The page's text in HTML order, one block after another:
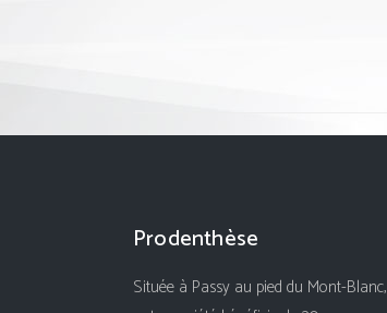
Prodenthèse
Située à Passy au pied du Mont-Blanc,